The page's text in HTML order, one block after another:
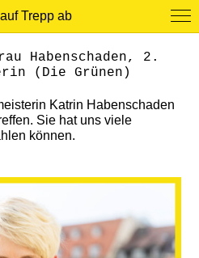
Trepp ab
Habenschaden, 2.
(Die Grünen)
Katrin Habenschaden
Sie hat uns viele
können.